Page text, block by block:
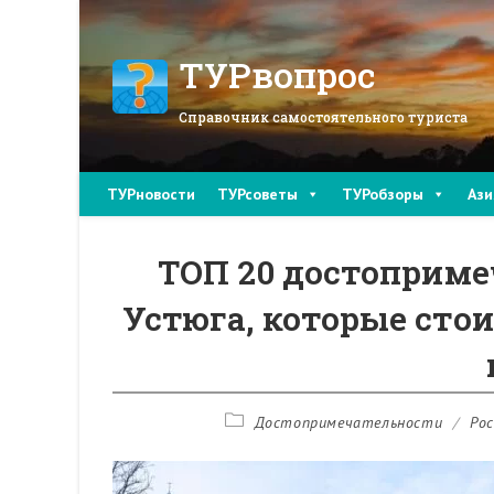
ТУРвопрос
Справочник самостоятельного туриста
ТУРновости ТУРсоветы ТУРобзоры
ТОП 20
Устюга, которые
РубрикаДостопримечательности /